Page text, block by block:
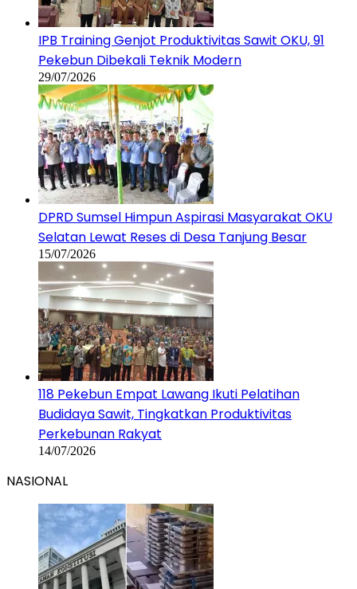
IPB Training Genjot Produktivitas Sawit OKU, 91
Pekebun Dibekali Teknik Modern
29/07/2026
DPRD Sumsel Himpun Aspirasi Masyarakat OKU
Selatan Lewat Reses di Desa Tanjung Besar
15/07/2026
118 Pekebun Empat Lawang Ikuti Pelatihan
Budidaya Sawit, Tingkatkan Produktivitas
Perkebunan Rakyat
14/07/2026
NASIONAL